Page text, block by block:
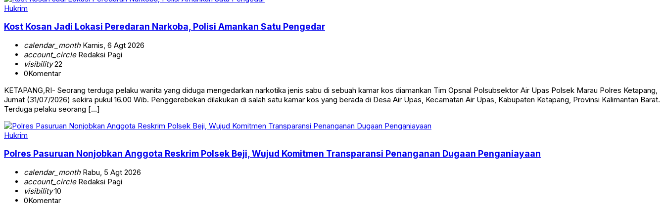
Hukrim
Kost Kosan Jadi Lokasi Peredaran Narkoba, Polisi Amankan Satu Pengedar
calendar_monthKamis, 6 Agt 2026
account_circleRedaksi Pagi
visibility22
0Komentar
KETAPANG,RI- Seorang terduga pelaku wanita yang diduga mengedarkan narkotika jenis sabu di sebuah kamar kos diamankan Tim Opsnal Polsubsektor Air Upas Polsek Marau Polres Ketapang,
Jumat (31/07/2026) sekira pukul 16.00 Wib. Penggerebekan dilakukan di salah satu kamar kos yang berada di Desa Air Upas, Kecamatan Air Upas, Kabupaten Ketapang, Provinsi Kalimantan Barat.
Terduga pelaku seorang […]
Hukrim
Polres Pasuruan Nonjobkan Anggota Reskrim Polsek Beji, Wujud Komitmen Transparansi Penanganan Dugaan Penganiayaan
calendar_monthRabu, 5 Agt 2026
account_circleRedaksi Pagi
visibility10
0Komentar